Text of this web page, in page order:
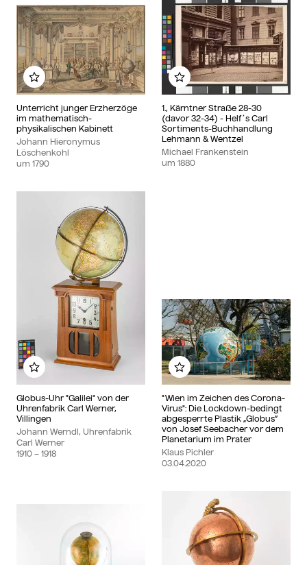
Unterricht junger Erzherzöge
im mathematisch-
physikalischen Kabinett
Johann Hieronymus
Löschenkohl
um 1790
Zu meinem Album hinzufügen
1., Kärntner Straße 28-30
(davor 32-34) - Helf´s Carl
Sortiments-Buchhandlung
Lehmann & Wentzel
Michael Frankenstein
um 1880
Zu meinem Album
Globus-Uhr "Galilei" von der
Uhrenfabrik Carl Werner,
Villingen
Johann Werndl, Uhrenfabrik
Carl Werner
1910 – 1918
Zu meinem Album hinzufügen
"Wien im Zeichen des Corona-
Virus": Die Lockdown-bedingt
abgesperrte Plastik „Globus“
von Josef Seebacher vor dem
Planetarium im Prater
Klaus Pichler
03.04.2020
Zu meinem Album